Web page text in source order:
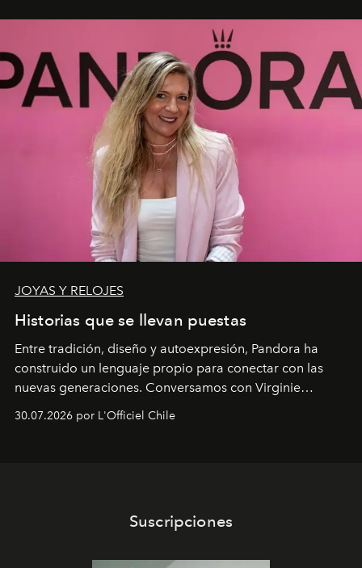
JOYAS Y RELOJES
Historias que se llevan puestas
Entre tradición, diseño y autoexpresión, Pandora ha
construido un lenguaje propio para conectar con las
nuevas generaciones. Conversamos con Virginie
Dubray, la responsable de marketing para
Latinoamérica, sobre identidad, cultura y el valor
30.07.2026 por L'Officiel Chile
Suscripciones